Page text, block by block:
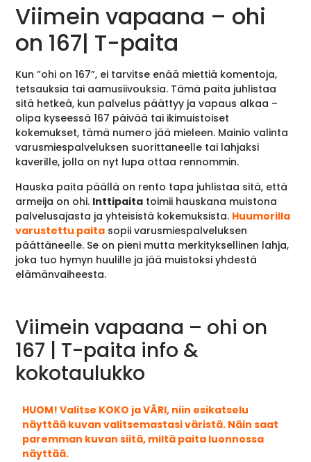
Viimein vapaana – ohi
on 167| T-paita
Kun ”ohi on 167”, ei tarvitse enää miettiä komentoja,
tetsauksia tai aamusiivouksia. Tämä paita juhlistaa
sitä hetkeä, kun palvelus päättyy ja vapaus alkaa –
olipa kyseessä 167 päivää tai ikimuistoiset
kokemukset, tämä numero jää mieleen. Mainio valinta
varusmiespalveluksen suorittaneelle tai lahjaksi
kaverille, jolla on nyt lupa ottaa rennommin.
Hauska paita päällä on rento tapa juhlistaa sitä, että
armeija on ohi. Inttipaita toimii hauskana muistona
palvelusajasta ja yhteisistä kokemuksista. Huumorilla
varustettu paita sopii varusmiespalveluksen
päättäneelle. Se on pieni mutta merkityksellinen lahja,
joka tuo hymyn huulille ja jää muistoksi yhdestä
elämänvaiheesta.
Viimein vapaana – ohi on
167 | T-paita info &
kokotaulukko
HUOM! Valitse KOKO ja VÄRI, niin esikatselu
näyttää kuvan valitsemastasi väristä. Näin saat
paremman kuvan siitä, miltä paita luonnossa
näyttää.